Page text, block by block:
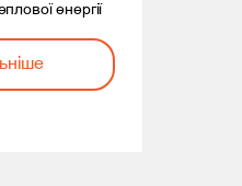
енергії